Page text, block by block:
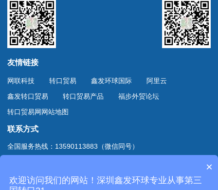
友情链接
网联科技 转口贸易 鑫发环球国际
阿里云
鑫发转口贸易
转口贸易产品
福步外贸论坛
转口贸易网网站地图
联系方式
全国服务热线：13590113883（微信同号）
Copyright © 2020 深圳市鑫发环球国际货运有限公司
×
欢迎访问我们的网站！深圳鑫发环球专业从事第三